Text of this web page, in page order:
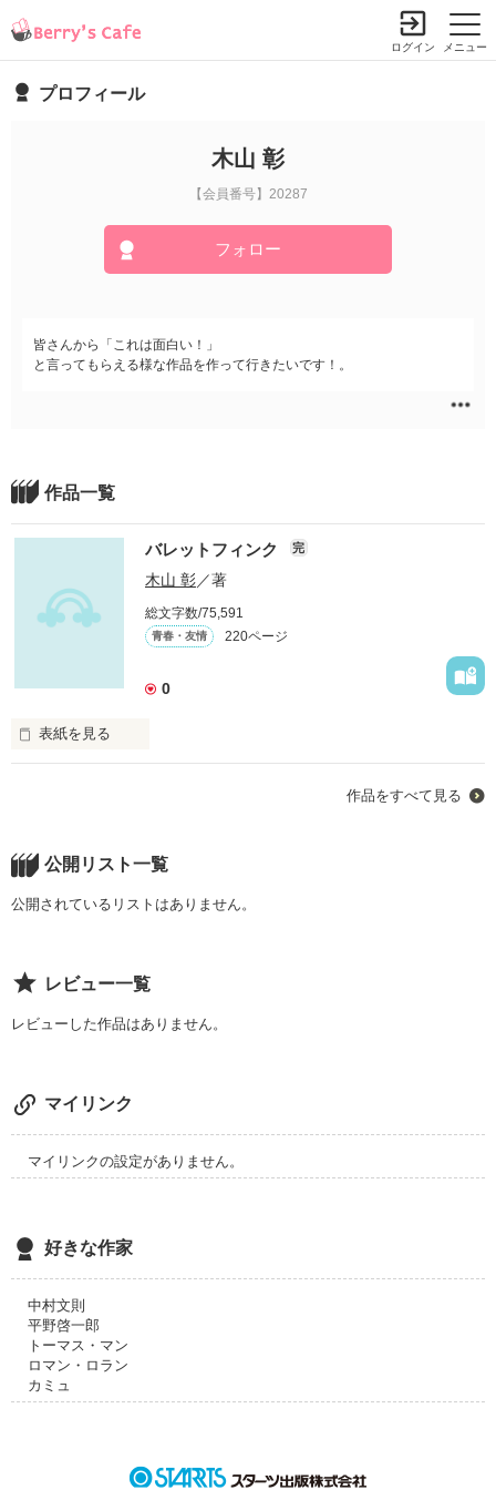
メニュー
ログイン
プロフィール
木山 彰
【会員番号】20287
フォロー
皆さんから「これは面白い！」
と言ってもらえる様な作品を作って行きたいです！。
作品一覧
バレットフィンク 完
木山 彰／著
総文字数/75,591
青春・友情 220ページ
0
表紙を見る
少しでも近付きたい…。
この作品は、バンドをテーマにした青春小説です。
音楽に興味のある無しに関わず、十分に楽しめる作品に仕上が
っていると思うので、是非ともこの世界を皆さんに堪能して頂
きたいと言うのが僕の切なる願いです。
そんな起爆剤になってくれれば僕としては幸いです。
作品を読む
作品をすべて見る
公開リスト一覧
公開されているリストはありません。
レビュー一覧
レビューした作品はありません。
マイリンク
マイリンクの設定がありません。
好きな作家
中村文則
平野啓一郎
トーマス・マン
ロマン・ロラン
カミュ